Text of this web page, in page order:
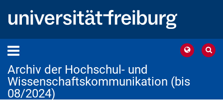
Archiv der Hochschul- und
Wissenschaftskommunikation (bis
08/2024)